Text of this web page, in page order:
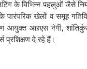
के विभिन्न पहलुओं जैसे
खेलों व समूह
आयुक्त आरएस नेगी,
प्रशिक्षण दे रहे हैं।